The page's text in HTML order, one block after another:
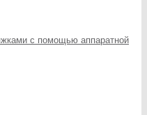
с помощью аппаратной